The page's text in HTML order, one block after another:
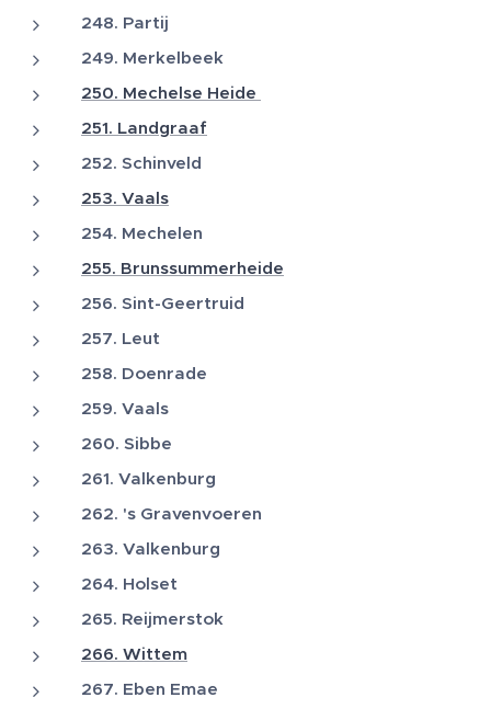
248. Partij
249. Merkelbeek
250. Mechelse Heide
251. Landgraaf
252. Schinveld
253. Vaals
254. Mechelen
255. Brunssummerheide
256. Sint-Geertruid
257. Leut
258. Doenrade
259. Vaals
260. Sibbe
261. Valkenburg
262. 's Gravenvoeren
263. Valkenburg
264. Holset
265. Reijmerstok
266. Wittem
267. Eben Emae